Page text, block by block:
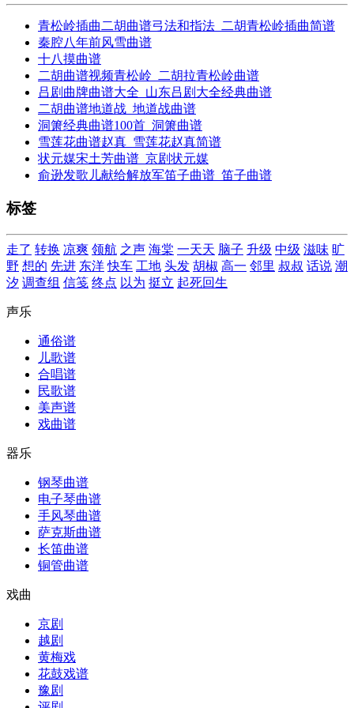
青松岭插曲二胡曲谱弓法和指法_二胡青松岭插曲简谱
秦腔八年前风雪曲谱
十八摸曲谱
二胡曲谱视频青松岭_二胡拉青松岭曲谱
吕剧曲牌曲谱大全_山东吕剧大全经典曲谱
二胡曲谱地道战_地道战曲谱
洞箫经典曲谱100首_洞箫曲谱
雪莲花曲谱赵真_雪莲花赵真简谱
状元媒宋土芳曲谱_京剧状元媒
俞逊发歌儿献给解放军笛子曲谱_笛子曲谱
标签
走了 转换 凉爽 领航 之声 海棠 一天天 脑子 升级 中级 滋味 旷
野 想的 先进 东洋 快车 工地 头发 胡椒 高一 邻里 叔叔 话说 潮
汐 调查组 信笺 终点 以为 挺立 起死回生
声乐
通俗谱
儿歌谱
合唱谱
民歌谱
美声谱
戏曲谱
器乐
钢琴曲谱
电子琴曲谱
手风琴曲谱
萨克斯曲谱
长笛曲谱
铜管曲谱
戏曲
京剧
越剧
黄梅戏
花鼓戏谱
豫剧